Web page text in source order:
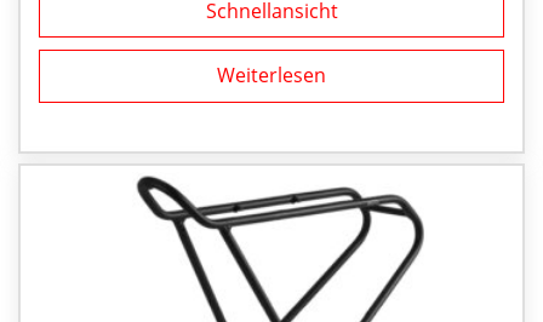
Schnellansicht
Weiterlesen